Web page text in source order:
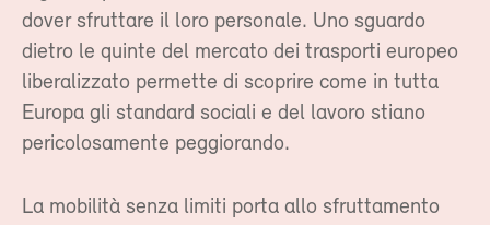
dover sfruttare il loro personale. Uno sguardo
dietro le quinte del mercato dei trasporti europeo
liberalizzato permette di scoprire come in tutta
Europa gli standard sociali e del lavoro stiano
pericolosamente peggiorando.
La mobilità senza limiti porta allo sfruttamento